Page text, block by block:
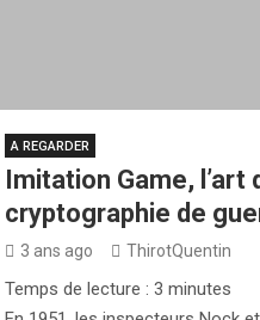
A REGARDER
Imitation Game, l’art
cryptographie de
3 ans ago ThirotQuentin
Temps de lecture :3 minutes